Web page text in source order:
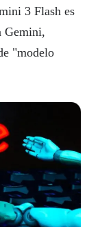
3 Flash es
Gemini,
"modelo